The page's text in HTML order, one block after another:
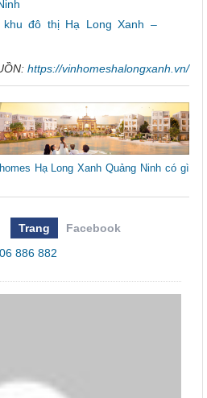
đô thị Hạ Long Xanh –
https://vinhomeshalongxanh.vn/
Hạ Long Xanh Quảng Ninh có gì
Trang
Facebook
886 882